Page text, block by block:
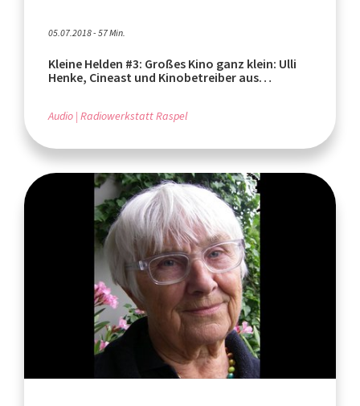
05.07.2018 - 57 Min.
Kleine Helden #3: Großes Kino ganz klein: Ulli
Henke, Cineast und Kinobetreiber aus
Audio Radiowerkstatt Raspel